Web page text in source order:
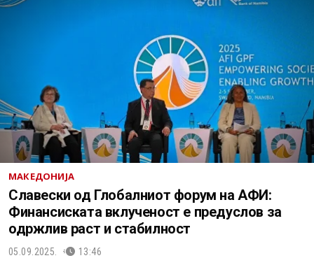
МАКЕДОНИЈА
Славески од Глобалниот форум на АФИ:
Финансиската вклученост е предуслов за
одржлив раст и стабилност
05.09.2025. 13:46